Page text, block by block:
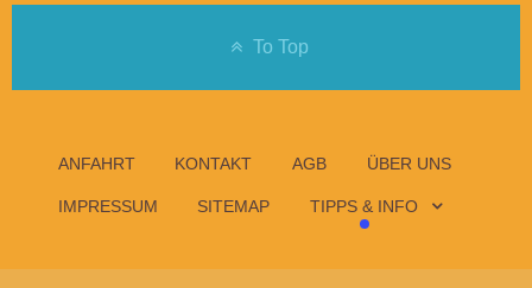
To Top
ANFAHRT KONTAKT AGB ÜBER UNS
IMPRESSUM SITEMAP TIPPS & INFO